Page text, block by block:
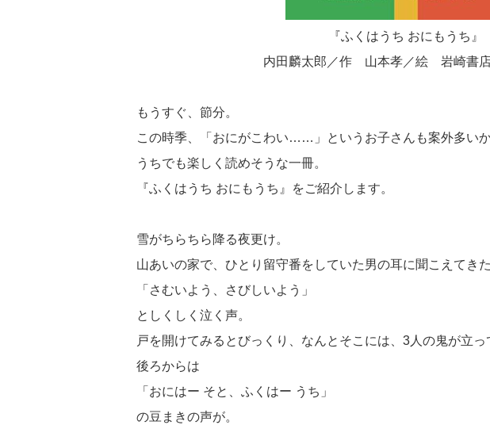
『ふくはうち おにもうち』
内田麟太郎／作 山本孝／絵 岩崎書
もうすぐ、節分。
この時季、「おにがこわい……」というお子さんも案外多い
うちでも楽しく読めそうな一冊。
『ふくはうち おにもうち』をご紹介します。
雪がちらちら降る夜更け。
山あいの家で、ひとり留守番をしていた男の耳に聞こえてきた
「さむいよう、さびしいよう」
としくしく泣く声。
戸を開けてみるとびっくり、なんとそこには、3人の鬼が立っ
後ろからは
「おにはー そと、ふくはー うち」
の豆まきの声が。